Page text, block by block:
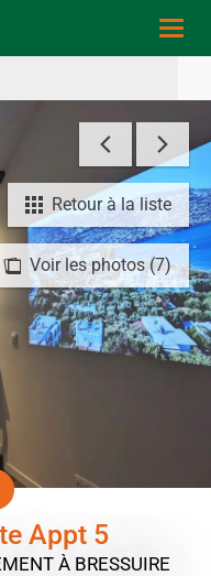
Voir les photos (7)
Retour à la liste
Appt 5
À BRESSUIRE